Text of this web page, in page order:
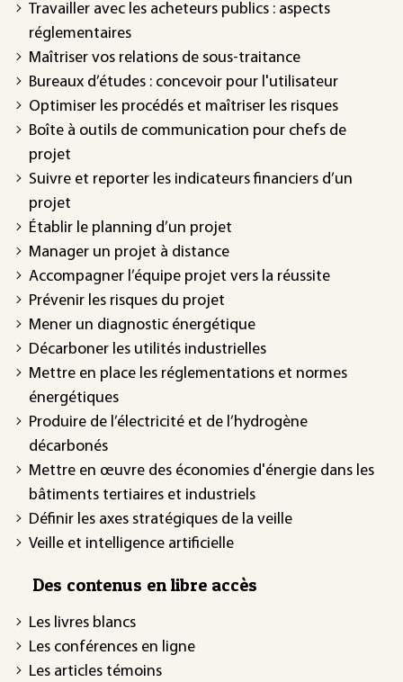
Travailler avec les acheteurs publics : aspects
réglementaires
Maîtriser vos relations de sous-traitance
Bureaux d’études : concevoir pour l'utilisateur
Optimiser les procédés et maîtriser les risques
Boîte à outils de communication pour chefs de
projet
Suivre et reporter les indicateurs financiers d’un
projet
Établir le planning d’un projet
Manager un projet à distance
Accompagner l’équipe projet vers la réussite
Prévenir les risques du projet
Mener un diagnostic énergétique
Décarboner les utilités industrielles
Mettre en place les réglementations et normes
énergétiques
Produire de l’électricité et de l’hydrogène
décarbonés
Mettre en œuvre des économies d'énergie dans les
bâtiments tertiaires et industriels
Définir les axes stratégiques de la veille
Veille et intelligence artificielle
Des contenus en libre accès
Les livres blancs
Les conférences en ligne
Les articles témoins